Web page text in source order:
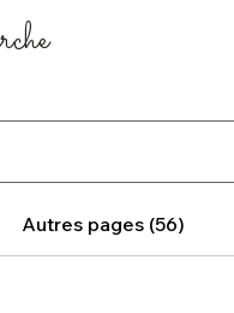
Autres pages (56)